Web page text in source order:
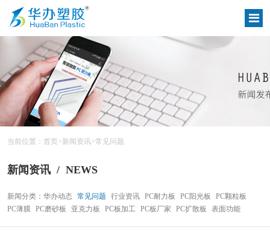
当前位置： 首页>新闻资讯>常见问题
新闻资讯 / NEWS
新闻分类： 华办动态 常见问题 行业资讯 PC耐力板 PC阳光板
PC颗粒板
PC薄膜 PC磨砂板 亚克力板 PC板加工 PC板厂家 PC扩散板 表面功能